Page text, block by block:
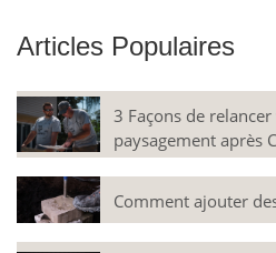
Articles Populaires
3 Façons de
paysagement après
Comment ajouter